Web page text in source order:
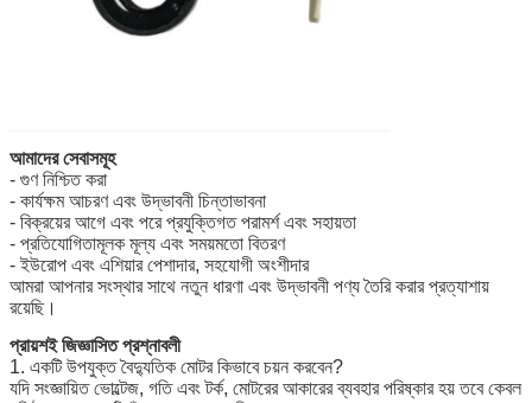
আমাদের সেবাসমূহ
- গুণ নিশ্চিত করা
- কার্যক্ষম আচরণ এবং উদ্ভাবনী চিন্তাভাবনা
- বিক্রয়ের আগে এবং পরে প্রযুক্তিগত পরামর্শ এবং সহায়তা
- প্রতিযোগিতামূলক মূল্য এবং সময়মতো বিতরণ
- ইউরোপ এবং এশিয়ার পেশাদার, সহযোগী অংশীদার
আমরা আপনার সংস্থার সাথে নতুন ধারণা এবং উদ্ভাবনী পণ্য তৈরি করার প্রত্যাশায়
রয়েছি।
প্রায়শই জিজ্ঞাসিত প্রশ্নাবলী
1. একটি উপযুক্ত বৈদ্যুতিক মোটর কিভাবে চয়ন করবেন?
যদি সংজ্ঞায়িত ভোল্টেজ, গতি এবং টর্ক, মোটরের আকারের ব্যবহার পরিষ্কার হয় তবে কেবল